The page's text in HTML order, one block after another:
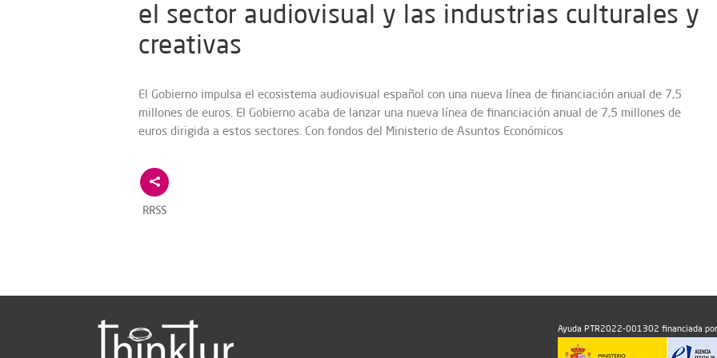
el sector audiovisual y las industrias culturales y
creativas
El Gobierno impulsa el ecosistema audiovisual español con una nueva línea de financiación anual de 7,5
millones de euros. El Gobierno acaba de lanzar una nueva línea de financiación anual de 7,5 millones de
euros dirigida a estos sectores. Con fondos del Ministerio de Asuntos Económicos
RRSS
Ayuda PTR2022-001302 financiada